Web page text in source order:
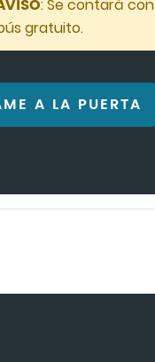
: Se contará con
gratuito.
A LA PUERTA